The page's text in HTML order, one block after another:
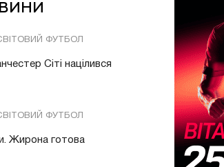
СВІТОВИЙ ФУТБОЛ
Сіті націлився
СВІТОВИЙ ФУТБОЛ
Жирона готова